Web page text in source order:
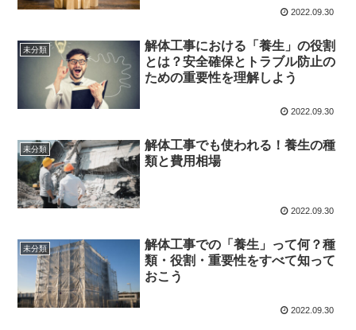
2022.09.30
未分類
解体工事における「養生」の役割
とは？安全確保とトラブル防止の
ための重要性を理解しよう
2022.09.30
未分類
解体工事でも使われる！養生の種
類と費用相場
2022.09.30
未分類
解体工事での「養生」って何？種
類・役割・重要性をすべて知って
おこう
2022.09.30